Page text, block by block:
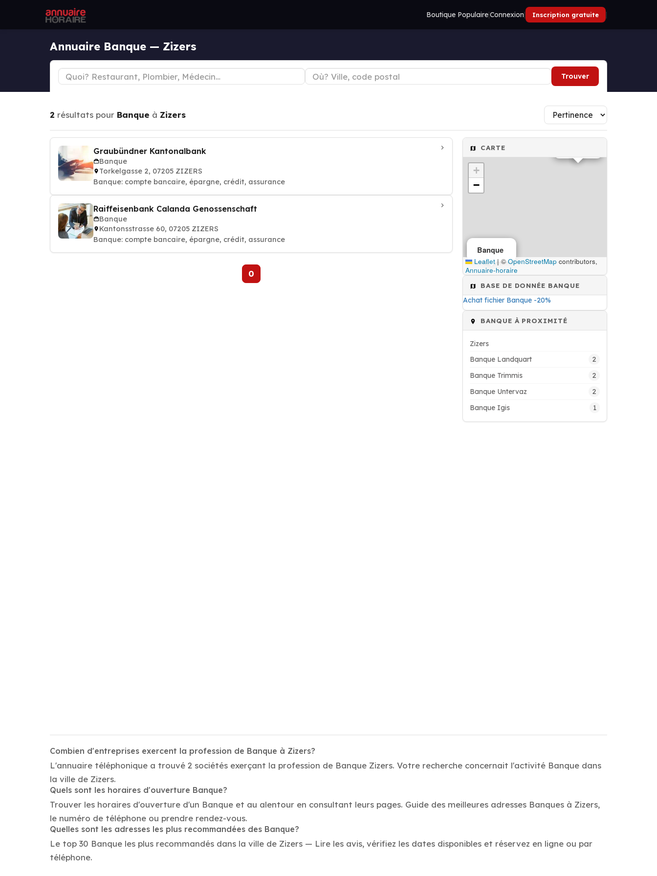
Boutique Populaire|Connexion| Inscription gratuite |
Annuaire Banque — Zizers
Trouver
2 résultats pour Banque à Zizers
Graubündner Kantonalbank
Banque
Torkelgasse 2, 07205 ZIZERS
Banque: compte bancaire, épargne, crédit, assurance
Raiffeisenbank Calanda Genossenschaft
Banque
Kantonsstrasse 60, 07205 ZIZERS
Banque: compte bancaire, épargne, crédit, assurance
0
CARTE
Banque
+
−
Leaflet | © OpenStreetMap contributors,
Annuaire-horaire
BASE DE DONNÉE BANQUE
Achat fichier Banque -20%
BANQUE À PROXIMITÉ
Zizers
Banque Landquart
2
Banque Trimmis 2
Banque Untervaz 2
Banque Igis 1
Combien d'entreprises exercent la profession de Banque à Zizers?
L'annuaire téléphonique a trouvé 2 sociétés exerçant la profession de Banque Zizers. Votre recherche concernait l'activité Banque dans
la ville de Zizers.
Quels sont les horaires d'ouverture Banque?
Trouver les horaires d'ouverture d'un Banque et au alentour en consultant leurs pages. Guide des meilleures adresses Banques à Zizers,
le numéro de téléphone ou prendre rendez-vous.
Quelles sont les adresses les plus recommandées des Banque?
Le top 30 Banque les plus recommandés dans la ville de Zizers — Lire les avis, vérifiez les dates disponibles et réservez en ligne ou par
téléphone.